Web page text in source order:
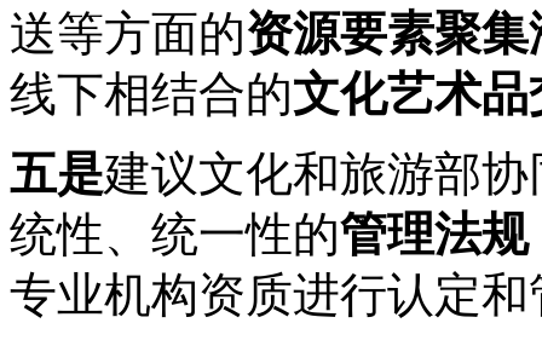
送等方面的资源要素聚集
线下相结合的文化艺术
五是建议文化和旅游部
统性、统一性的管理法规
专业机构资质进行认定和